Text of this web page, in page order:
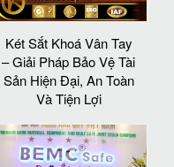
Két Sắt Khoá Vân Tay
– Giải Pháp Bảo Vệ Tài
Sản Hiện Đại, An Toàn
Và Tiện Lợi